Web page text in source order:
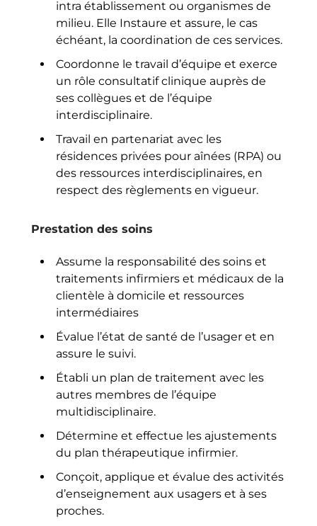
intra établissement ou organismes de
milieu. Elle Instaure et assure, le cas
échéant, la coordination de ces services.
Coordonne le travail d’équipe et exerce
un rôle consultatif clinique auprès de
ses collègues et de l’équipe
interdisciplinaire.
Travail en partenariat avec les
résidences privées pour aînées (RPA) ou
des ressources interdisciplinaires, en
respect des règlements en vigueur.
Prestation des soins
Assume la responsabilité des soins et
traitements infirmiers et médicaux de la
clientèle à domicile et ressources
intermédiaires
Évalue l’état de santé de l’usager et en
assure le suivi.
Établi un plan de traitement avec les
autres membres de l’équipe
multidisciplinaire.
Détermine et effectue les ajustements
du plan thérapeutique infirmier.
Conçoit, applique et évalue des activités
d’enseignement aux usagers et à ses
proches.